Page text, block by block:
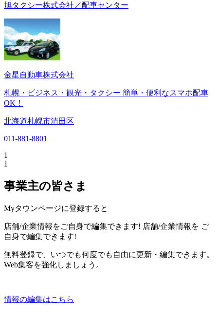
旭タクシー株式会社／配車センター
金星自動車株式会社
札幌・ビジネス・観光・タクシー 簡単・便利なスマホ配車
OK！
北海道札幌市清田区
011-881-8801
1
1
事業主の皆さま
Myタウンページに登録すると
店舗/企業情報をご自身で編集できます! 店舗/企業情報を ご
自身で編集できます!
無料登録で、いつでも何度でも自由に更新・編集できます。
Web集客を強化しましょう。
情報の編集はこちら